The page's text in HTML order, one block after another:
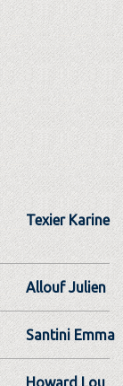
Texier Karine
Allouf Julien
Santini Emma
Howard Lou